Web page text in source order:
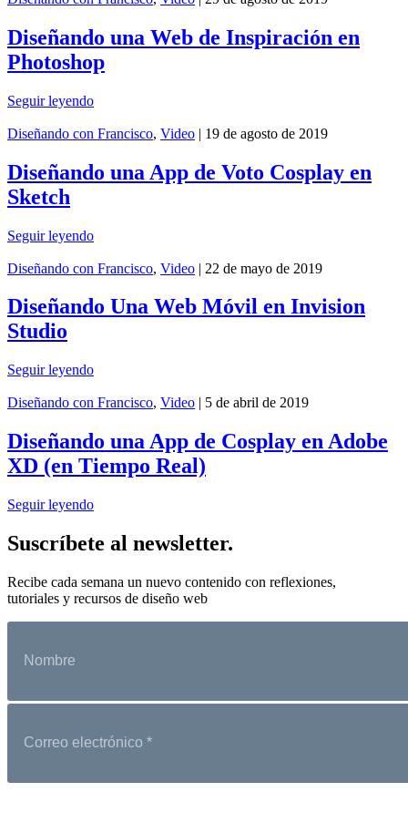
Diseñando una Web de Inspiración en
Photoshop
Seguir leyendo
Diseñando con Francisco, Video | 19 de agosto de 2019
Diseñando una App de Voto Cosplay en
Sketch
Seguir leyendo
Diseñando con Francisco, Video | 22 de mayo de 2019
Diseñando Una Web Móvil en Invision
Studio
Seguir leyendo
Diseñando con Francisco, Video | 5 de abril de 2019
Diseñando una App de Cosplay en Adobe
XD (en Tiempo Real)
Seguir leyendo
Suscríbete al newsletter.
Recibe cada semana un nuevo contenido con reflexiones,
tutoriales y recursos de diseño web